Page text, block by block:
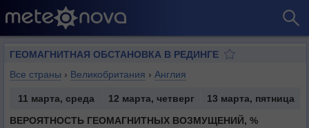
ГЕОМАГНИТНАЯ ОБСТАНОВКА В РЕДИНГЕ
Все страны › Великобритания › Англия
11 марта, среда 12 марта, четверг
13 марта, пятница
ВЕРОЯТНОСТЬ ГЕОМАГНИТНЫХ ВОЗМУЩЕНИЙ, %